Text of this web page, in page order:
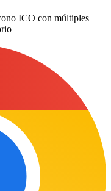
ICO con múltiples